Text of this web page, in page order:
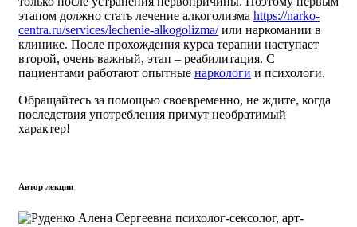
этапом должно стать лечение алкоголизма https://narko-
centra.ru/services/lechenie-alkogolizma/или наркомании в
клинике. После прохождения курса терапии наступает
второй, очень важный, этап – реабилитация. С
пациентами работают опытные наркологи и психологи.
Обращайтесь за помощью своевременно, не ждите, когда
последствия употребления примут необратимый
характер!
Автор лекции